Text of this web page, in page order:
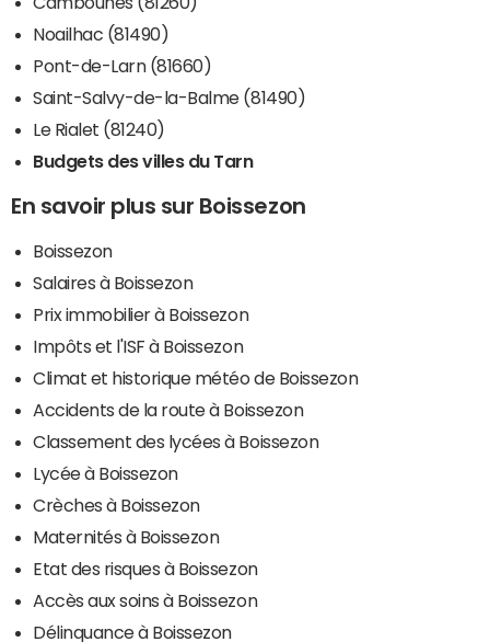
Noailhac (81490)
Pont-de-Larn (81660)
Saint-Salvy-de-la-Balme (81490)
Le Rialet (81240)
Budgets des villes du Tarn
En savoir plus sur Boissezon
Boissezon
Salaires à Boissezon
Prix immobilier à Boissezon
Impôts et l'ISF à Boissezon
Climat et historique météo de Boissezon
Accidents de la route à Boissezon
Classement des lycées à Boissezon
Lycée à Boissezon
Crèches à Boissezon
Maternités à Boissezon
Etat des risques à Boissezon
Accès aux soins à Boissezon
Délinquance à Boissezon